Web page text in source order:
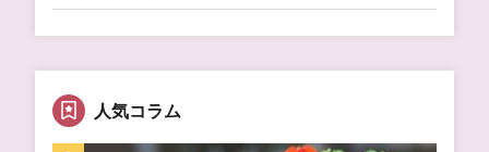
人気コラム